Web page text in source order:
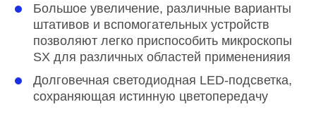
Большое увеличение, различные варианты
штативов и вспомогательных устройств
позволяют легко приспособить микроскопы
SX для различных областей примененияия
Долговечная светодиодная LED-подсветка,
сохраняющая истинную цветопередачу